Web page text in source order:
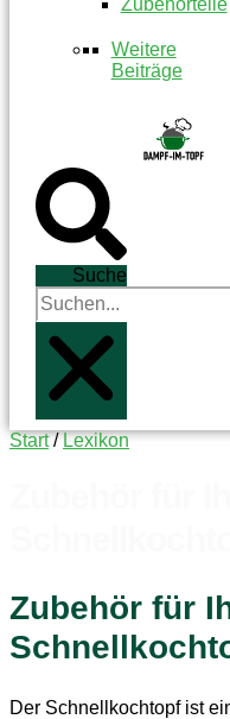
Zubehörteile
Weitere
Beiträge
Suche
Start/Lexikon
Zubehör für
Der Schnellkochtopf ist